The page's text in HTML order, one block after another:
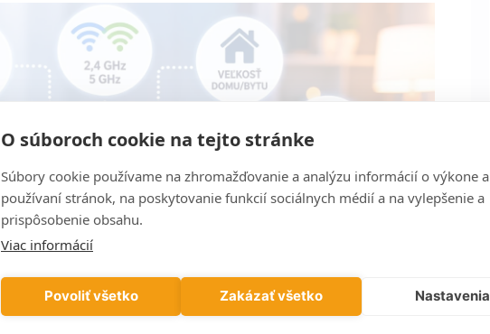
O súboroch cookie na tejto stránke
Súbory cookie používame na zhromažďovanie a analýzu informácií o výkone a
používaní stránok, na poskytovanie funkcií sociálnych médií a na vylepšenie a
prispôsobenie obsahu.
Viac informácií
Povoliť všetko Zakázať všetko Nastavenia